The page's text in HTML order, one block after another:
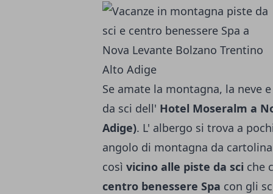
Se amate la montagna, la neve
da sci dell' Hotel Moseralm a
Adige). L' albergo si trova a
angolo di monta­gna da
così vicino alle piste da sci che
centro benessere Spa con gli